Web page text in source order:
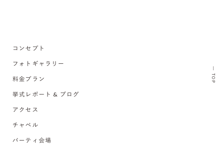
TOP
コンセプト
フォトギャラリー
料金プラン
挙式レポート & ブログ
アクセス
チャペル
パーティ会場